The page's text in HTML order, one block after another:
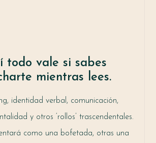
todo vale si sabes
mientras lees.
identidad verbal, comunicación,
y otros ‘rollos’ trascendentales.
como una bofetada, otras una